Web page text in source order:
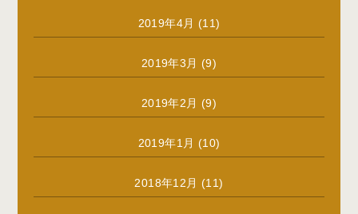
2019年4月 (11)
2019年3月 (9)
2019年2月 (9)
2019年1月 (10)
2018年12月 (11)